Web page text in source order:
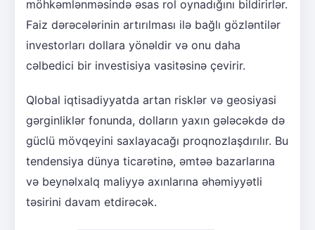
möhkəmlənməsində əsas rol oynadığını bildirirlər.
Faiz dərəcələrinin artırılması ilə bağlı gözləntilər
investorları dollara yönəldir və onu daha
cəlbedici bir investisiya vasitəsinə çevirir.
Qlobal iqtisadiyyatda artan risklər və geosiyasi
gərginliklər fonunda, dolların yaxın gələcəkdə də
güclü mövqeyini saxlayacağı proqnozlaşdırılır. Bu
tendensiya dünya ticarətinə, əmtəə bazarlarına
və beynəlxalq maliyyə axınlarına əhəmiyyətli
təsirini davam etdirəcək.